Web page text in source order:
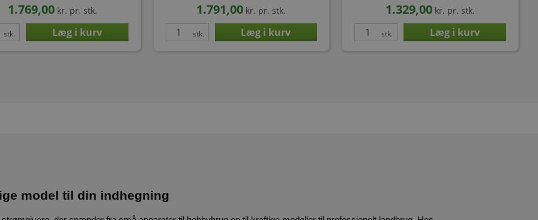
1.769,00 kr. pr. stk.
stk.
1.791,00 kr. pr. stk.
stk.
1.329,00 kr. pr. stk.
stk.
model til din indhegning